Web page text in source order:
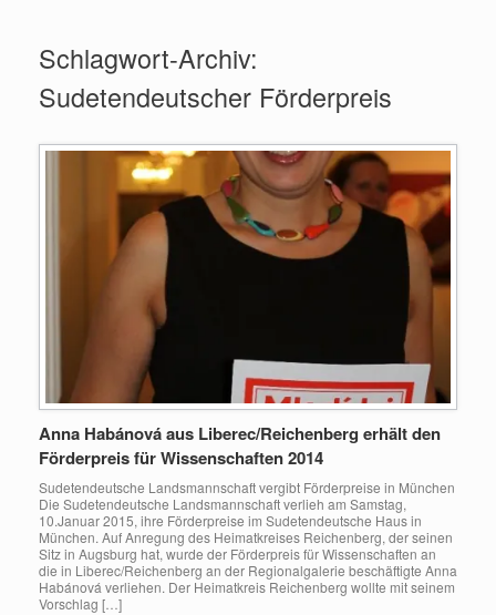
springenSchlagwort-Archiv:
Sudetendeutscher Förderpreis
Anna Habánová aus Liberec/Reichenberg erhält den
Förderpreis für Wissenschaften 2014
Sudetendeutsche Landsmannschaft vergibt Förderpreise in München
Die Sudetendeutsche Landsmannschaft verlieh am Samstag,
10.Januar 2015, ihre Förderpreise im Sudetendeutsche Haus in
München. Auf Anregung des Heimatkreises Reichenberg, der seinen
Sitz in Augsburg hat, wurde der Förderpreis für Wissenschaften an
die in Liberec/Reichenberg an der Regionalgalerie beschäftigte Anna
Habánová verliehen. Der Heimatkreis Reichenberg wollte mit seinem
Vorschlag […]